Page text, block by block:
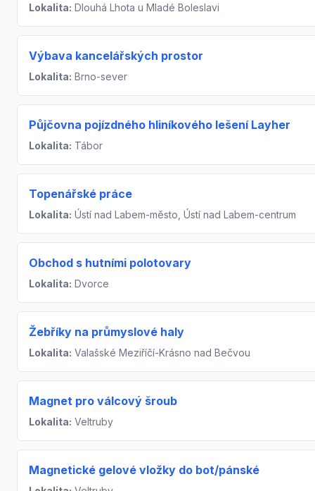
Lokalita: Dlouhá Lhota u Mladé Boleslavi
Výbava kancelářských prostor
Lokalita: Brno-sever
Půjčovna pojízdného hliníkového lešení Layher
Lokalita: Tábor
Topenářské práce
Lokalita: Ústí nad Labem-město, Ústí nad Labem-centrum
Obchod s hutními polotovary
Lokalita: Dvorce
Žebříky na průmyslové haly
Lokalita: Valašské Meziříčí-Krásno nad Bečvou
Magnet pro válcový šroub
Lokalita: Veltruby
Magnetické gelové vložky do bot/pánské